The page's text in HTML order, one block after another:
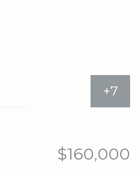
+7
$160,000